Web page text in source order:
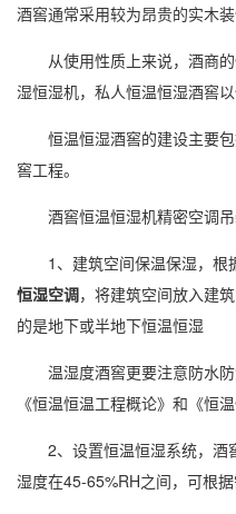
酒窖通常采用较为昂贵的实木装
从使用性质上来说，酒商的
湿恒湿机，私人恒温恒湿酒窖以
恒温恒湿酒窖的建设主要包
窖工程。
酒窖恒温恒湿机精密空调吊
1、建筑空间保温保湿，根
恒湿空调，将建筑空间放入建
的是地下或半地下恒温恒湿
温湿度酒窖更要注意防水
《恒温恒温工程概论》和《恒
2、设置恒温恒湿系统，酒
湿度在45-65%RH之间，可根